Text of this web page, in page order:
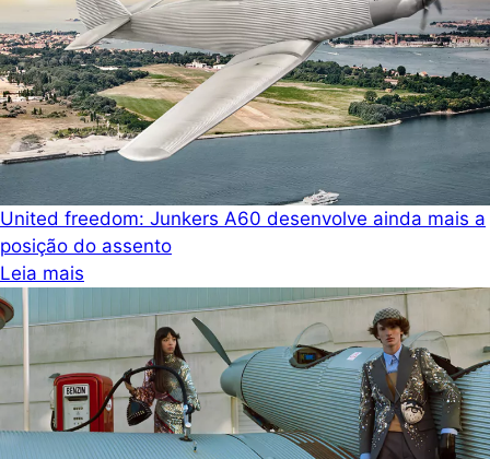
United freedom: Junkers A60 desenvolve ainda mais a
posição do assento
Leia mais